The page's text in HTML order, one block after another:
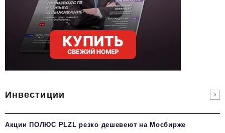
Инвестиции
Акции ПОЛЮС PLZL резко дешевеют на Мосбирже